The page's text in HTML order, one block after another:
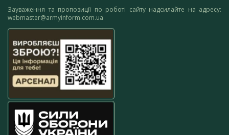
Зауваження та пропозиції по роботі сайту надсилайте на адресу:
webmaster@armyinform.com.ua